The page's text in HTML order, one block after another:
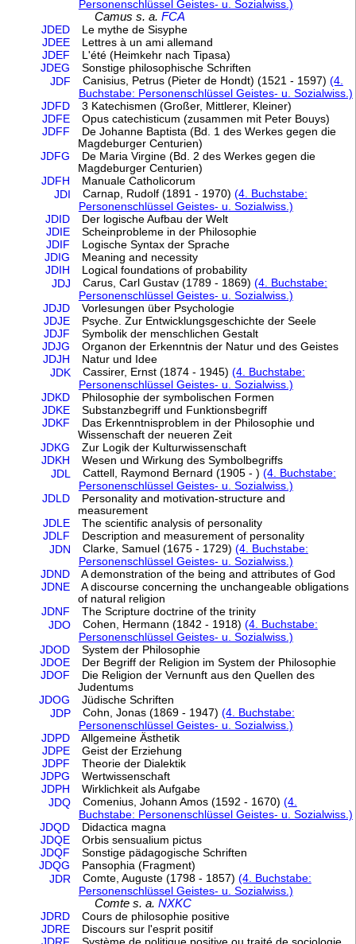
Personenschlüssel Geistes- u. Sozialwiss.)
Camus s. a. FCA
JDED
Le mythe de Sisyphe
JDEE
Lettres à un ami allemand
JDEF
L'été (Heimkehr nach Tipasa)
JDEG
Sonstige philosophische Schriften
JDF Canisius, Petrus (Pieter de Hondt) (1521 - 1597) (4.
Buchstabe: Personenschlüssel Geistes- u. Sozialwiss.)
JDFD
3 Katechismen (Großer, Mittlerer, Kleiner)
JDFE
Opus catechisticum (zusammen mit Peter Bouys)
JDFF
De Johanne Baptista (Bd. 1 des Werkes gegen die
Magdeburger Centurien)
JDFG
De Maria Virgine (Bd. 2 des Werkes gegen die
Magdeburger Centurien)
JDFH
Manuale Catholicorum
JDI Carnap, Rudolf (1891 - 1970) (4. Buchstabe:
Personenschlüssel Geistes- u. Sozialwiss.)
JDID
Der logische Aufbau der Welt
JDIE
Scheinprobleme in der Philosophie
JDIF
Logische Syntax der Sprache
JDIG
Meaning and necessity
JDIH
Logical foundations of probability
JDJ Carus, Carl Gustav (1789 - 1869) (4. Buchstabe:
Personenschlüssel Geistes- u. Sozialwiss.)
JDJD
Vorlesungen über Psychologie
JDJE
Psyche. Zur Entwicklungsgeschichte der Seele
JDJF
Symbolik der menschlichen Gestalt
JDJG
Organon der Erkenntnis der Natur und des Geistes
JDJH
Natur und Idee
JDK Cassirer, Ernst (1874 - 1945) (4. Buchstabe:
Personenschlüssel Geistes- u. Sozialwiss.)
JDKD
Philosophie der symbolischen Formen
JDKE
Substanzbegriff und Funktionsbegriff
JDKF
Das Erkenntnisproblem in der Philosophie und
Wissenschaft der neueren Zeit
JDKG
Zur Logik der Kulturwissenschaft
JDKH
Wesen und Wirkung des Symbolbegriffs
JDL Cattell, Raymond Bernard (1905 - ) (4. Buchstabe:
Personenschlüssel Geistes- u. Sozialwiss.)
JDLD
Personality and motivation-structure and
measurement
JDLE
The scientific analysis of personality
JDLF
Description and measurement of personality
JDN Clarke, Samuel (1675 - 1729) (4. Buchstabe:
Personenschlüssel Geistes- u. Sozialwiss.)
JDND
A demonstration of the being and attributes of God
JDNE
A discourse concerning the unchangeable obligations
of natural religion
JDNF
The Scripture doctrine of the trinity
JDO Cohen, Hermann (1842 - 1918) (4. Buchstabe:
Personenschlüssel Geistes- u. Sozialwiss.)
JDOD
System der Philosophie
JDOE
Der Begriff der Religion im System der Philosophie
JDOF
Die Religion der Vernunft aus den Quellen des
Judentums
JDOG
Jüdische Schriften
JDP Cohn, Jonas (1869 - 1947) (4. Buchstabe:
Personenschlüssel Geistes- u. Sozialwiss.)
JDPD
Allgemeine Ästhetik
JDPE
Geist der Erziehung
JDPF
Theorie der Dialektik
JDPG
Wertwissenschaft
JDPH
Wirklichkeit als Aufgabe
JDQ Comenius, Johann Amos (1592 - 1670) (4.
Buchstabe: Personenschlüssel Geistes- u. Sozialwiss.)
JDQD
Didactica magna
JDQE
Orbis sensualium pictus
JDQF
Sonstige pädagogische Schriften
JDQG
Pansophia (Fragment)
JDR Comte, Auguste (1798 - 1857) (4. Buchstabe:
Personenschlüssel Geistes- u. Sozialwiss.)
Comte s. a. NXKC
JDRD
Cours de philosophie positive
JDRE
Discours sur l'esprit positif